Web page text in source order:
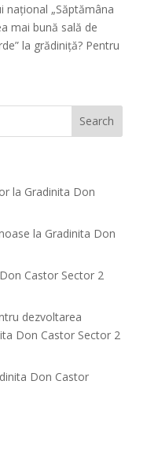
național „Săptămâna
mai bună sală de
la grădiniță? Pentru
la Gradinita Don
la Gradinita Don
Castor Sector 2
dezvoltarea
Don Castor Sector 2
Don Castor